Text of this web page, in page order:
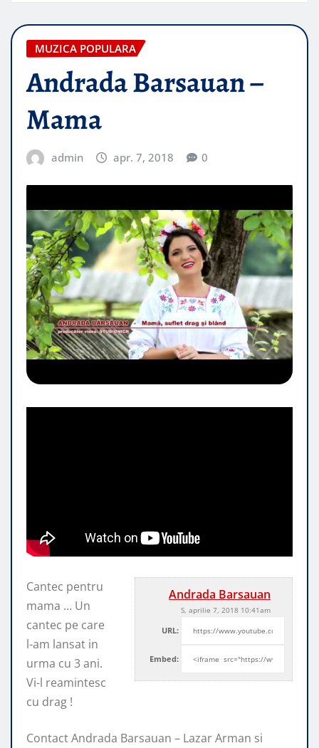
MUZICA POPULARA
Andrada Barsauan –
Mama
admin apr. 7, 2018 0
Andrada Barsauan
S, aprilie 7, 2018 10:41am
URL:
Embed:
Cantec pentru
mama … Un
cantec pe care
l-am lansat in
urma cu 3 ani.
Vi-l reamintesc
cu drag !
ContactAndrada Barsauan – Lazar Arman si